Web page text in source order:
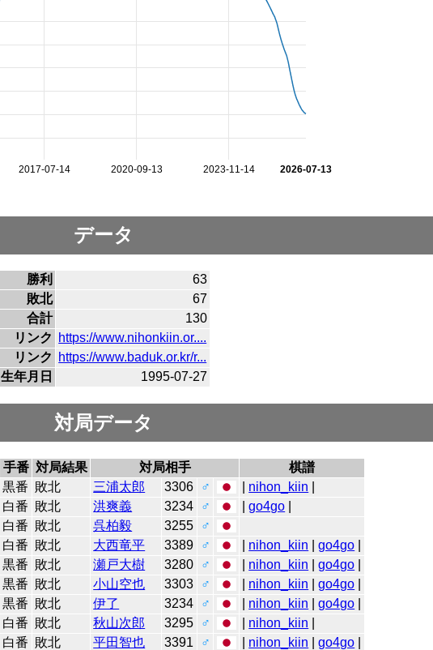
2017-07-14 2020-09-13 2023-11-14 2026-07-13
データ
勝利
63
敗北
67
合計
130
リンク
https://www.nihonkiin.or....
リンク
https://www.baduk.or.kr/r...
生年月日
1995-07-27
対局データ
手番 対局結果 対局相手
棋譜
黒番 敗北 三浦太郎 3306 ♂ nihon_kiin
白番 敗北 洪爽義 3234 ♂ |go4go
白番 敗北 呉柏毅 3255
♂
白番 敗北 大西竜平 3389 ♂ nihon_kiin |go4go
黒番 敗北 瀬戸大樹 3280 ♂ nihon_kiin |go4go
黒番 敗北 小山空也 3303 ♂ nihon_kiin |go4go
黒番 敗北 伊了 3234 ♂ nihon_kiin |go4go
白番 敗北 秋山次郎 3295 ♂ nihon_kiin
白番 敗北 平田智也 3391 ♂ nihon_kiin |go4go